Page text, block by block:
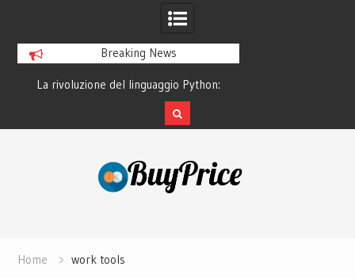
Breaking News
La rivoluzione del linguaggio Python:
perché tutti lo studiano
Home work tools